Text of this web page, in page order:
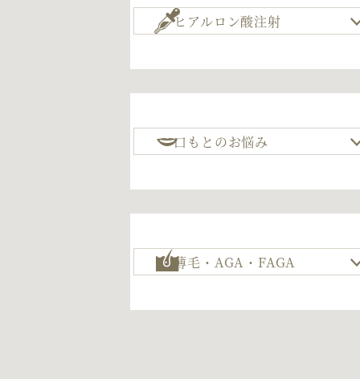
ヒアルロン酸注射
口もとのお悩み
薄毛・AGA・FAGA